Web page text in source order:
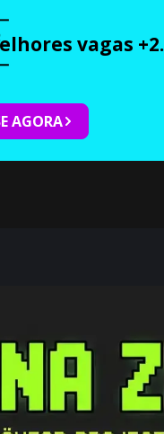
vagas
AGORA